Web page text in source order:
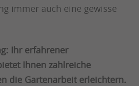
immer auch eine gewisse
Ihr erfahrener
Ihnen zahlreiche
die Gartenarbeit erleichtern.